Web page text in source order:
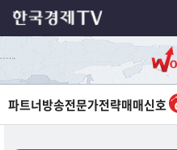
파트너방송전문가전략매매신호